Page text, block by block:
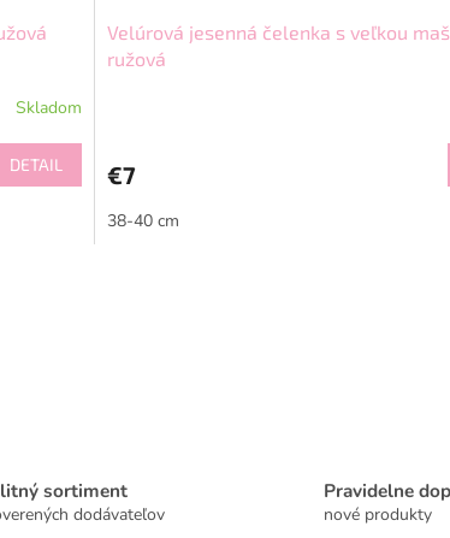
Skladom
DETAIL
Velúrová jesenná čelenka s veľkou
ružová
€7
38-40 cm
sortiment
dodávateľov
Pravidelne
nové produkty